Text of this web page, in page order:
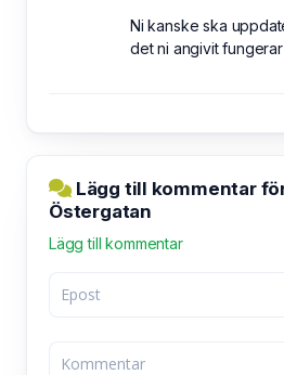
Ni kanske ska
det ni angivit fungerar
Lägg till kommentar för
Östergatan
Lägg till kommentar